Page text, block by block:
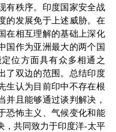
有秩序。印度国家安全战
的发展免于上述威胁。在
在相互理解的基础上深化
国作为亚洲最大的两个国
位方面具有众多相通之
了双边的范围。总结印度
生认为目前印中不存在根
并且能够通过谈判解决，
恐怖主义、气候变化和能
，共同致力于印度洋-太平